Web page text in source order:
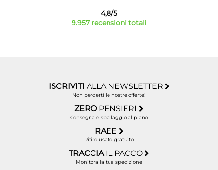
4,8/5
9.957 recensioni totali
ISCRIVITI ALLA NEWSLETTER
Non perderti le nostre offerte!
ZERO PENSIERI
Consegna e sballaggio al piano
RAEE
Ritiro usato gratuito
TRACCIA IL PACCO
Monitora la tua spedizione